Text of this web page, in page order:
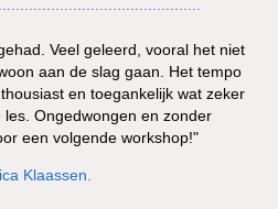
Veel geleerd, vooral het niet
aan de slag gaan. Het tempo
en toegankelijk wat zeker
Ongedwongen en zonder
een volgende workshop!"
Klaassen.